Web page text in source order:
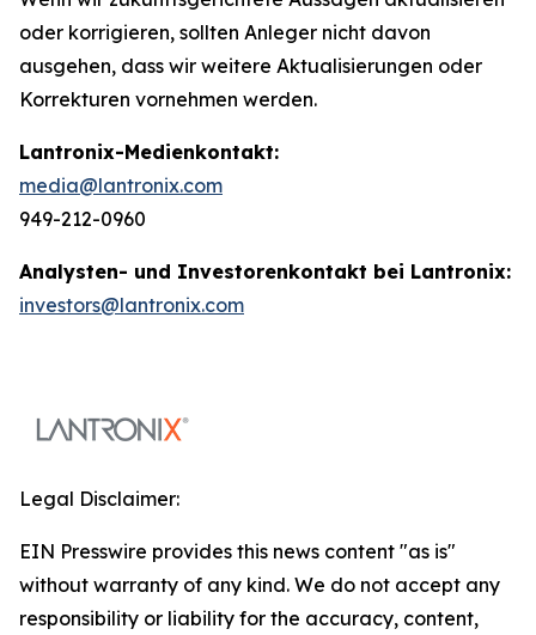
oder korrigieren, sollten Anleger nicht davon
ausgehen, dass wir weitere Aktualisierungen oder
Korrekturen vornehmen werden.
Lantronix-Medienkontakt:
media@lantronix.com
949-212-0960
Analysten- und Investorenkontakt bei Lantronix:
investors@lantronix.com
Legal Disclaimer:
EIN Presswire provides this news content "as is"
without warranty of any kind. We do not accept any
responsibility or liability for the accuracy, content,